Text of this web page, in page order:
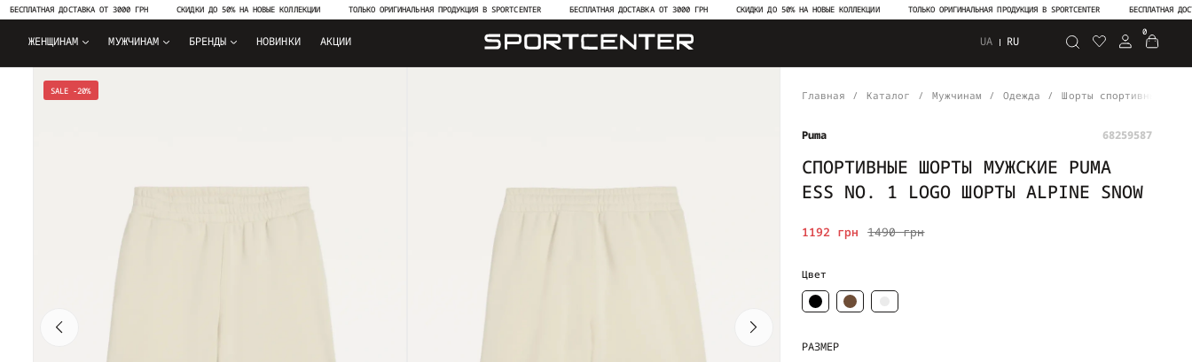
ДОСТАВКА ОТ 3000 ГРН СКИДКИ ДО 50% НА НОВЫЕ КОЛЛЕКЦИИ ТОЛЬКО ОРИГИНАЛЬНАЯ ПРОДУКЦИЯ В SPORTCENTER БЕСПЛАТНАЯ ДОСТАВКА ОТ 3000 ГРН СКИДКИ ДО 50% НА НОВЫЕ КОЛЛЕКЦИИ ТОЛЬКО ОРИГИНАЛЬНАЯ ПРОДУКЦИЯ В SPORTCENTER БЕСПЛАТНАЯ
ЖЕНЩИНАМ МУЖЧИНАМ БРЕНДЫ НОВИНКИ АКЦИИ UA RU Поиск
0
SALE -20% Главная Каталог Мужчинам Одежда Шорты спортивные
Puma 68259587
СПОРТИВНЫЕ ШОРТЫ МУЖСКИЕ PUMA
ESS NO. 1 LOGO ШОРТЫ ALPINE SNOW
1490 грн
1192 грн
Цвет
РАЗМЕР